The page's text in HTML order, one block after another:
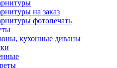
на заказ
фотопечать
кухонные диваны